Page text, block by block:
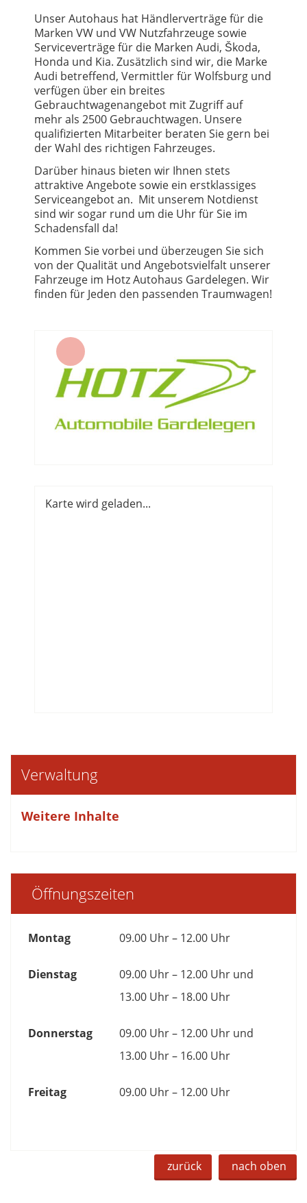
Unser Autohaus hat Händlerverträge für die
Marken VW und VW Nutzfahrzeuge sowie
Serviceverträge für die Marken Audi, Škoda,
Honda und Kia. Zusätzlich sind wir, die Marke
Audi betreffend, Vermittler für Wolfsburg und
verfügen über ein breites
Gebrauchtwagenangebot mit Zugriff auf
mehr als 2500 Gebrauchtwagen. Unsere
qualifizierten Mitarbeiter beraten Sie gern bei
der Wahl des richtigen Fahrzeuges.
Darüber hinaus bieten wir Ihnen stets
attraktive Angebote sowie ein erstklassiges
Serviceangebot an. Mit unserem Notdienst
sind wir sogar rund um die Uhr für Sie im
Schadensfall da!
Kommen Sie vorbei und überzeugen Sie sich
von der Qualität und Angebotsvielfalt unserer
Fahrzeuge im Hotz Autohaus Gardelegen. Wir
finden für Jeden den passenden Traumwagen!
Karte wird geladen...
Verwaltung
Weitere Inhalte
Öffnungszeiten
Montag 09.00 Uhr – 12.00 Uhr
Dienstag
09.00 Uhr – 12.00 Uhr und
13.00 Uhr – 18.00 Uhr
Donnerstag
09.00 Uhr – 12.00 Uhr und
13.00 Uhr – 16.00 Uhr
Freitag 09.00 Uhr – 12.00 Uhr
zurück nach oben